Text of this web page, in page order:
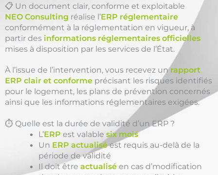
📋 Un document clair, conforme et exploitable
NEO Consulting réalise l’ERP réglementaire
conformément à la réglementation en vigueur, à
partir des informations réglementaires officielles
mises à disposition par les services de l’État.
À l’issue de l’intervention, vous recevez unrapport
ERP clair et conforme précisant les risques identifiés
pour le logement, les plans de prévention concernés
ainsi que les informations réglementaires exigées.
⏱️ Quelle est la durée de validité d’un ERP ?
L’ERP est valablesix mois
Un ERP actualiséest requis au-delà de la
période de validité
Il doit êtreactualisé en cas d’modification